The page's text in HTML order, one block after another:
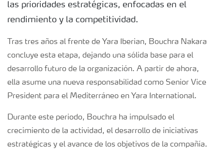
las prioridades estratégicas, enfocadas en el
rendimiento y la competitividad.
Tras tres años al frente de Yara Iberian, Bouchra Nakara
concluye esta etapa, dejando una sólida base para el
desarrollo futuro de la organización. A partir de ahora,
ella asume una nueva responsabilidad como Senior Vice
President para el Mediterráneo en Yara International.
Durante este periodo, Bouchra ha impulsado el
crecimiento de la actividad, el desarrollo de iniciativas
estratégicas y el avance de los objetivos de la compañía.